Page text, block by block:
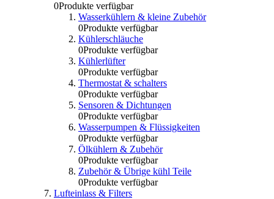
0Produkte verfügbar
Wasserkühlern & kleine Zubehör
0Produkte verfügbar
Kühlerschläuche
0Produkte verfügbar
Kühlerlüfter
0Produkte verfügbar
Thermostat & schalters
0Produkte verfügbar
Sensoren & Dichtungen
0Produkte verfügbar
Wasserpumpen & Flüssigkeiten
0Produkte verfügbar
Ölkühlern & Zubehör
0Produkte verfügbar
Zubehör & Übrige kühl Teile
0Produkte verfügbar
Lufteinlass & Filters